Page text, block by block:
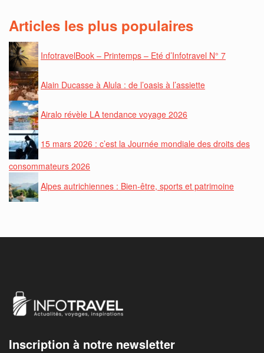
Articles les plus populaires
InfotravelBook – Printemps – Eté d’Infotravel N° 7
Alain Ducasse à Alula : de l’oasis à l’assiette
Airalo révèle LA tendance voyage 2026
15 mars 2026 : c’est la Journée mondiale des droits des
consommateurs 2026
Alpes autrichiennes : Bien-être, sports et patrimoine
Inscription à notre newsletter